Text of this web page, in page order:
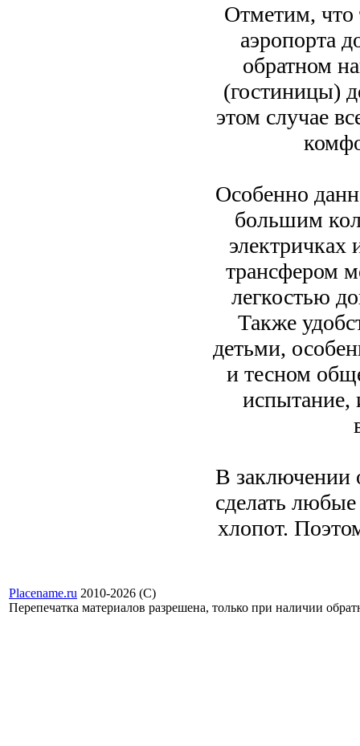
Отметим, что
аэропорта
обратном
(гостиницы)
этом случае
Особенно
большим
электричках
трансфером
легкостью
Также
детьми,
и тесном
испытание,
В заключении
сделать
хлопот.
Placename.ru 2010-2026 (С)
Перепечатка материалов разрешена, только при наличии